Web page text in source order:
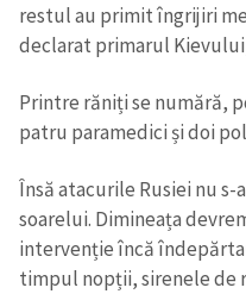
restul au primit îngrijiri
declarat primarul
Printre răniți se numără,
patru paramedici și doi
Însă atacurile Rusiei nu
soarelui. Dimineața
intervenție încă
timpul nopții, sirenele de